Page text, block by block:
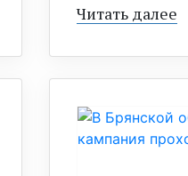
Читать далее